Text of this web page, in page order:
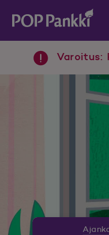
POP Pankki,
Varoitus: